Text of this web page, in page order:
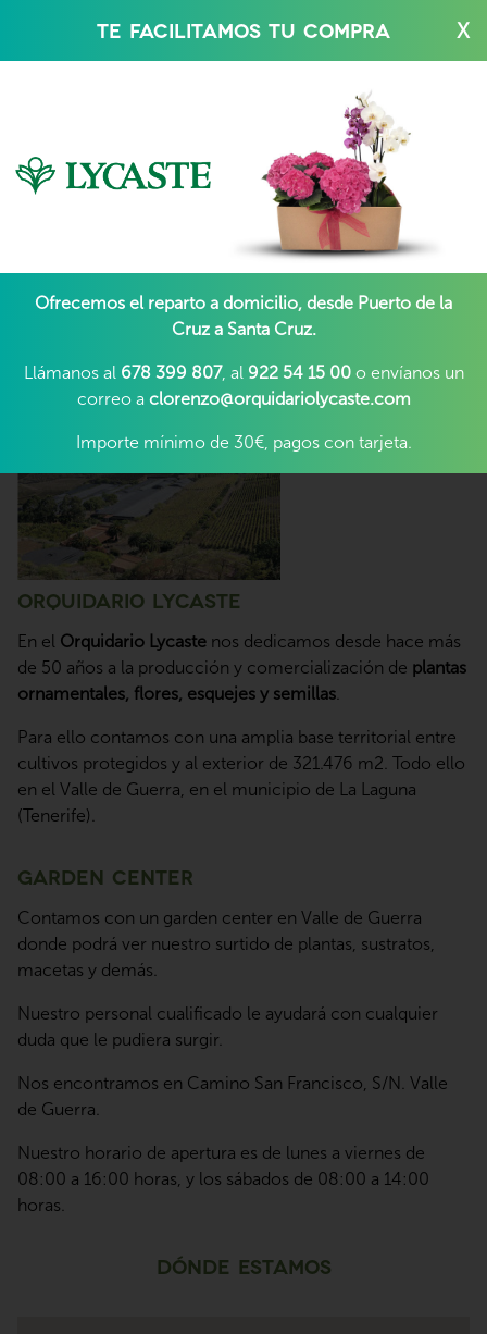
Orquidario Lycaste
En el Orquidario Lycaste nos dedicamos desde hace más
de 50 años a la producción y comercialización de plantas
ornamentales, flores, esquejes y semillas.
Para ello contamos con una amplia base territorial entre
cultivos protegidos y al exterior de 321.476 m2. Todo ello
en el Valle de Guerra, en el municipio de La Laguna
(Tenerife).
Garden Center
Contamos con un garden center en Valle de Guerra
donde podrá ver nuestro surtido de plantas, sustratos,
macetas y demás.
Nuestro personal cualificado le ayudará con cualquier
duda que le pudiera surgir.
Nos encontramos en Camino San Francisco, S/N. Valle
de Guerra.
Nuestro horario de apertura es de lunes a viernes de
08:00 a 16:00 horas, y los sábados de 08:00 a 14:00
horas.
Dónde estamos
TE FACILITAMOS TU COMPRA
Ofrecemos el reparto a domicilio, desde Puerto de la
Cruz a Santa Cruz.
Llámanos al 678 399 807, al 922 54 15 00o envíanos un
correo a clorenzo@orquidariolycaste.com
Importe mínimo de 30€, pagos con tarjeta.
X